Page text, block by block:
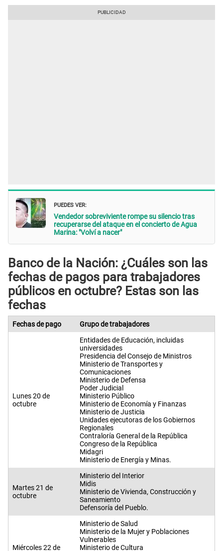
PUEDES VER:
Vendedor sobreviviente rompe su silencio tras
recuperarse del ataque en el concierto de Agua
Marina: "Volví a nacer"
Banco de la Nación: ¿Cuáles son las
fechas de pagos para trabajadores
públicos en octubre? Estas son las
fechas
Fechas de pago Grupo de trabajadores
Lunes 20 de
octubre
Entidades de Educación, incluidas
universidades
Presidencia del Consejo de Ministros
Ministerio de Transportes y
Comunicaciones
Ministerio de Defensa
Poder Judicial
Ministerio Público
Ministerio de Economía y Finanzas
Ministerio de Justicia
Unidades ejecutoras de los Gobiernos
Regionales
Contraloría General de la República
Congreso de la República
Midagri
Ministerio de Energía y Minas.
Martes 21 de
octubre
Ministerio del Interior
Midis
Ministerio de Vivienda, Construcción y
Saneamiento
Defensoría del Pueblo.
Miércoles 22 de
Ministerio de Salud
Ministerio de la Mujer y Poblaciones
Vulnerables
Ministerio de Cultura